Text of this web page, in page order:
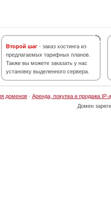
Второй шаг - заказ хостинга из
предлагаемых тарифных планов.
Также вы можете заказать у нас
установку выделенного сервера.
доменов· Аренда, покупка и продажа IP-
Домен